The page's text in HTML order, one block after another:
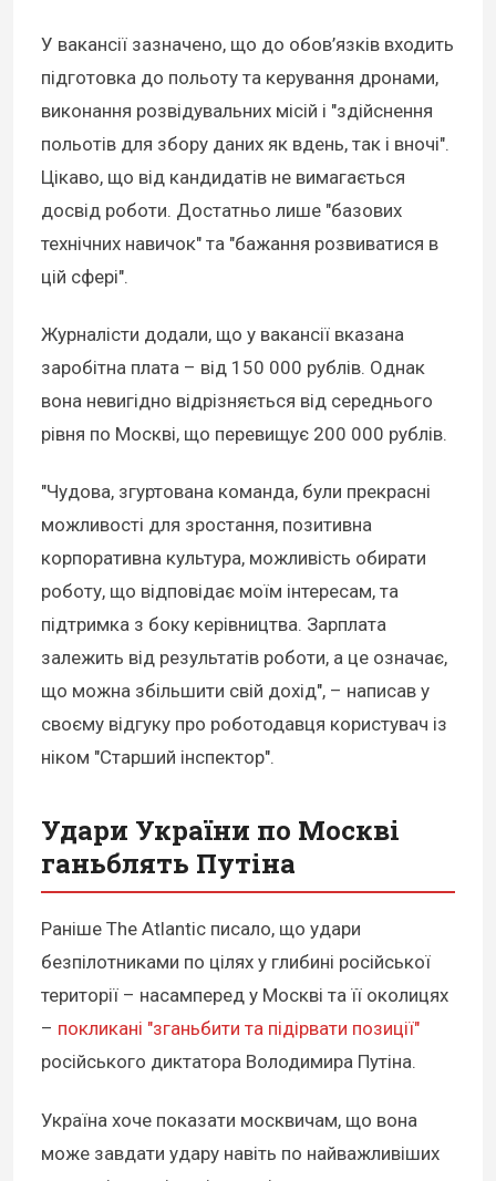
У вакансії зазначено, що до обов’язків входить
підготовка до польоту та керування дронами,
виконання розвідувальних місій і "здійснення
польотів для збору даних як вдень, так і вночі".
Цікаво, що від кандидатів не вимагається
досвід роботи. Достатньо лише "базових
технічних навичок" та "бажання розвиватися в
цій сфері".
Журналісти додали, що у вакансії вказана
заробітна плата – від 150 000 рублів. Однак
вона невигідно відрізняється від середнього
рівня по Москві, що перевищує 200 000 рублів.
"Чудова, згуртована команда, були прекрасні
можливості для зростання, позитивна
корпоративна культура, можливість обирати
роботу, що відповідає моїм інтересам, та
підтримка з боку керівництва. Зарплата
залежить від результатів роботи, а це означає,
що можна збільшити свій дохід", – написав у
своєму відгуку про роботодавця користувач із
ніком "Старший інспектор".
Удари України по Москві
ганьблять Путіна
Раніше The Atlantic писало, що удари
безпілотниками по цілях у глибині російської
території – насамперед у Москві та її околицях
– покликані "зганьбити та підірвати позиції"
російського диктатора Володимира Путіна.
Україна хоче показати москвичам, що вона
може завдати удару навіть по найважливіших